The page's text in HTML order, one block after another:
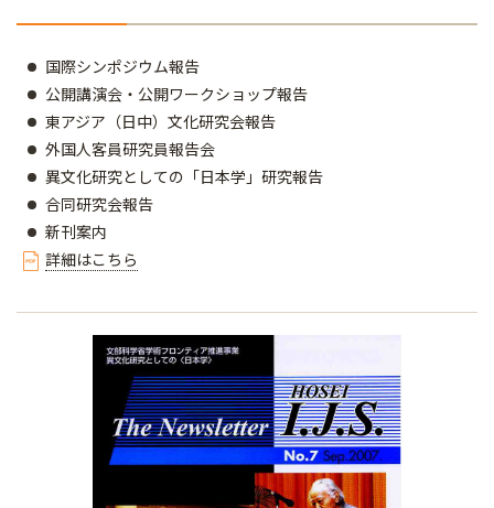
国際シンポジウム報告
公開講演会・公開ワークショップ報告
東アジア（日中）文化研究会報告
外国人客員研究員報告会
異文化研究としての「日本学」研究報告
合同研究会報告
新刊案内
詳細はこちら